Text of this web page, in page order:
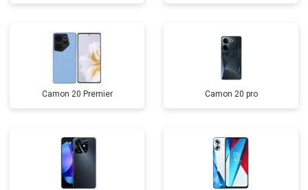
Camon 20 Premier Camon 20 pro